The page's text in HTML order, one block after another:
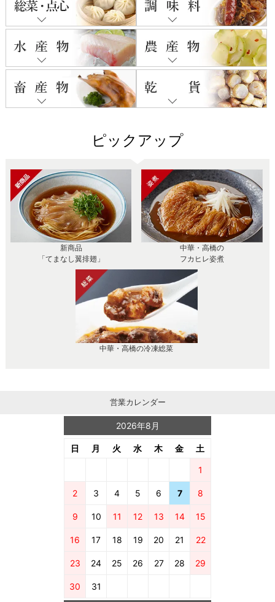
ピックアップ
新商品
「てまなし翼排翅」
中華・高橋の
フカヒレ姿煮
中華・高橋の冷凍総菜
営業カレンダー
2026年8月
日 月 火 水 木 金 土
1
2 3 4 5 6 7 8
9 10 11 12 13 14 15
16 17 18 19 20 21 22
23 24 25 26 27 28 29
30 31